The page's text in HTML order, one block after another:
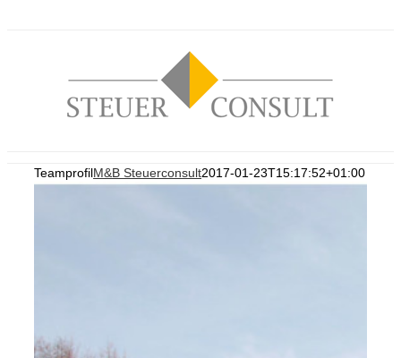
TeamprofilM&B Steuerconsult2017-01-23T15:17:52+01:00